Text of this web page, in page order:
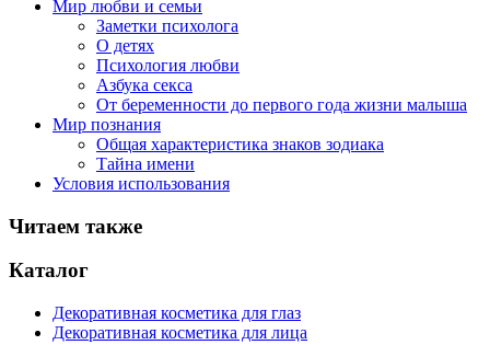
Мир любви и семьи
Заметки психолога
О детях
Психология любви
Азбука секса
От беременности до первого года жизни малыша
Мир познания
Общая характеристика знаков зодиака
Тайна имени
Условия использования
Читаем также
Каталог
Декоративная косметика для глаз
Декоративная косметика для лица